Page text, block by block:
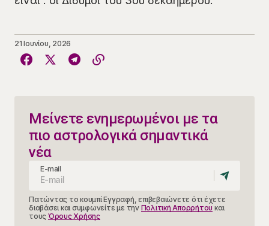
21 Ιουνίου, 2026
Μείνετε ενημερωμένοι με τα
πιο αστρολογικά σημαντικά
νέα
E-mail
Πατώντας το κουμπί Εγγραφή, επιβεβαιώνετε ότι έχετε
διαβάσει και συμφωνείτε με την Πολιτική Απορρήτου και
τους Όρους Χρήσης